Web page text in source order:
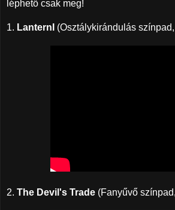
léphető csak meg!
1. LanternI (Osztálykirándulás
2. The Devil's Trade (Fanyűvő